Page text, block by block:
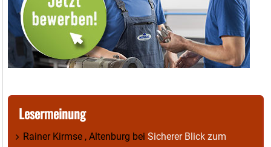
Lesermeinung
Rainer Kirmse , Altenburg bei Sicherer Blick zum